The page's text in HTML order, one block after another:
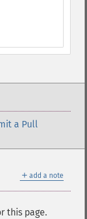
a Pull
＋ add a note
this page.